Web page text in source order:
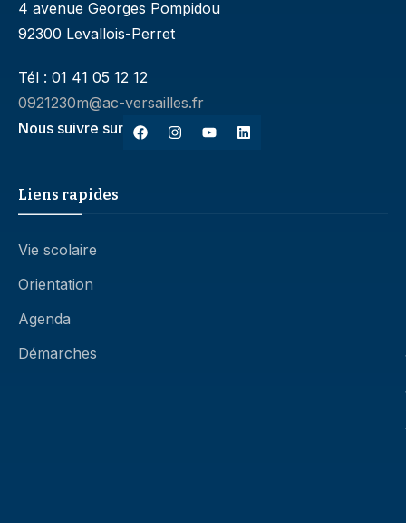
4 avenue Georges Pompidou
92300 Levallois-Perret
Tél : 01 41 05 12 12
0921230m@ac-versailles.fr
Nous suivre sur
Liens rapides
Vie scolaire
Orientation
Agenda
Démarches